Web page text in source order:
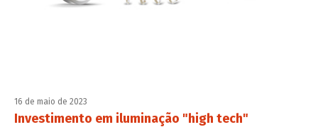
16 de maio de 2023
Investimento em iluminação "high tech"